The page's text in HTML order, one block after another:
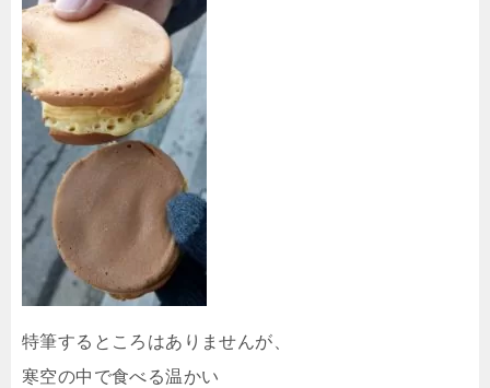
特筆するところはありませんが、
寒空の中で食べる温かい